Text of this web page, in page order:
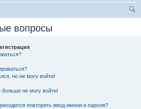
вопросы
но не могу войти!
больше не могу войти!
повторять ввод имени и пароля?